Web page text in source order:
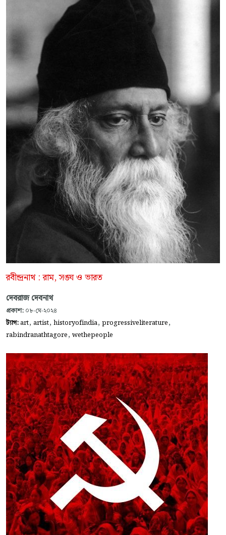
রবীন্দ্রনাথ : রাম, সঙ্ঘ ও ভারত
দেবরাজ দেবনাথ
প্রকাশ: ০৮-মে-২০২৪
ট্যাগ:art, artist, historyofindia, progressiveliterature,
rabindranathtagore, wethepeople